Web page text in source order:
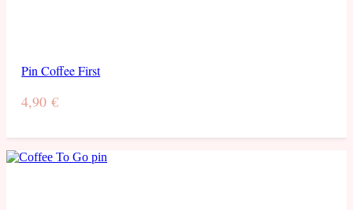
Pin Coffee First
4,90€